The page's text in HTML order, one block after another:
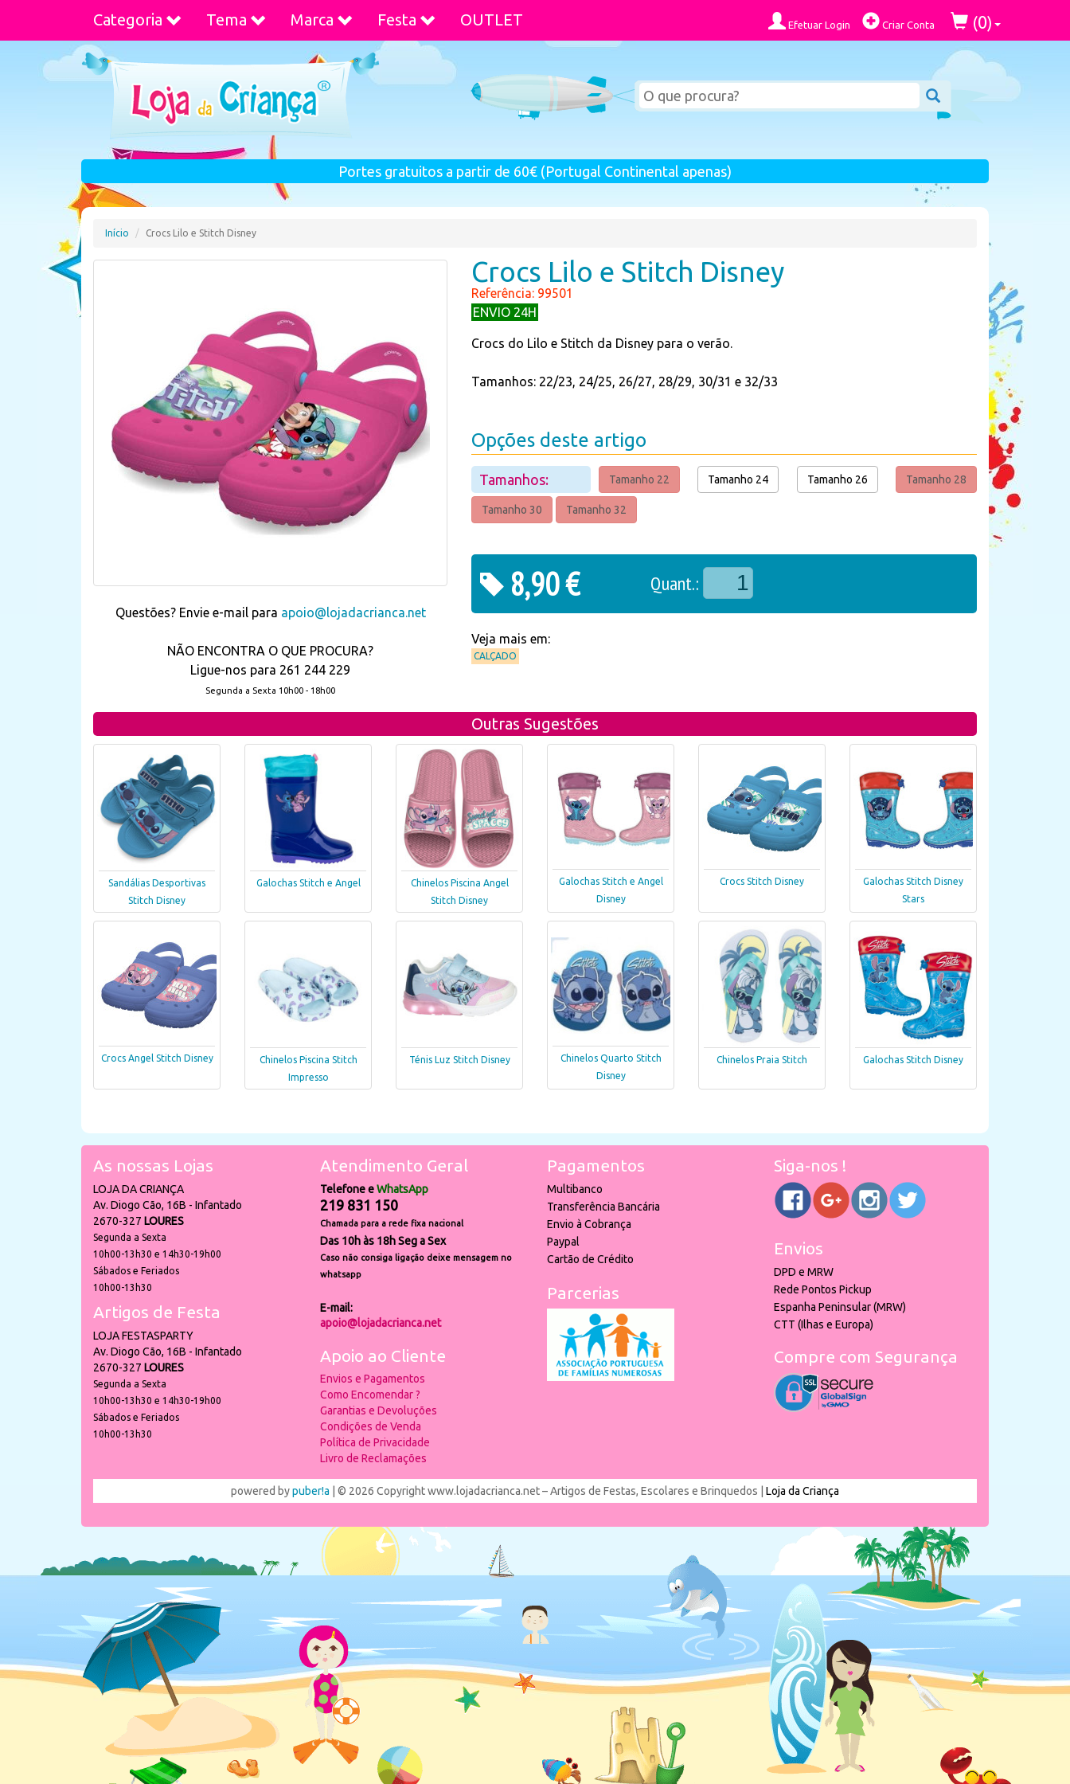
Categoria Tema Marca Festa OUTLET Efetuar Login Criar Conta (0)
Portes gratuitos a partir de 60€ (Portugal Continental apenas)
Início Crocs Lilo e Stitch Disney
Questões? Envie e-mail para apoio@lojadacrianca.net
NÃO ENCONTRA O QUE PROCURA?
Ligue-nos para 261 244 229
Segunda a Sexta 10h00 - 18h00
Crocs Lilo e Stitch Disney
Referência: 99501
ENVIO 24H
Crocs do Lilo e Stitch da Disney para o verão.
Tamanhos: 22/23, 24/25, 26/27, 28/29, 30/31 e 32/33
Opções deste artigo
Tamanhos: Tamanho 22 Tamanho 24 Tamanho 26 Tamanho 28
Tamanho 30 Tamanho 32
8,90 € Quant.:
Veja mais em:
CALÇADO
Outras Sugestões
Sandálias Desportivas
Stitch Disney
Galochas Stitch e Angel
Chinelos Piscina Angel
Stitch Disney
Galochas Stitch e Angel
Disney
Crocs Stitch Disney
Galochas Stitch Disney
Stars
Crocs Angel Stitch Disney
Chinelos Piscina Stitch
Impresso
Ténis Luz Stitch Disney
Chinelos Quarto Stitch
Disney
Chinelos Praia Stitch Galochas Stitch Disney
As nossas Lojas
LOJA DA CRIANÇA
Av. Diogo Cão, 16B - Infantado
2670-327 LOURES
Segunda a Sexta
10h00-13h30 e 14h30-19h00
Sábados e Feriados
10h00-13h30
Artigos de Festa
LOJA FESTASPARTY
Av. Diogo Cão, 16B - Infantado
2670-327 LOURES
Segunda a Sexta
10h00-13h30 e 14h30-19h00
Sábados e Feriados
10h00-13h30
Atendimento Geral
Telefone eWhatsApp
219 831 150
Chamada para a rede fixa nacional
Das 10h às 18h Seg a Sex
Caso não consiga ligação deixe mensagem no
whatsapp
E-mail:
apoio@lojadacrianca.net
Apoio ao Cliente
Envios e Pagamentos
Como Encomendar ?
Garantias e Devoluções
Condições de Venda
Política de Privacidade
Livro de Reclamações
Pagamentos
Multibanco
Transferência Bancária
Envio à Cobrança
Paypal
Cartão de Crédito
Parcerias
Siga-nos !
Envios
DPD e MRW
Rede Pontos Pickup
Espanha Peninsular (MRW)
CTT (Ilhas e Europa)
Compre com Segurança
powered bypuber!a | © 2026 Copyright www.lojadacrianca.net – Artigos de Festas, Escolares e Brinquedos | Loja da Criança